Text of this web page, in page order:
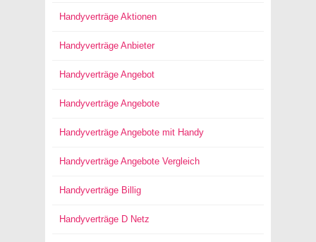
Handyverträge Aktionen
Handyverträge Anbieter
Handyverträge Angebot
Handyverträge Angebote
Handyverträge Angebote mit Handy
Handyverträge Angebote Vergleich
Handyverträge Billig
Handyverträge D Netz